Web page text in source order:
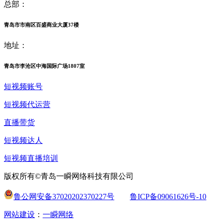
总部：
青岛市市南区百盛商业大厦37楼
地址：
青岛市李沧区中海国际广场1807室
短视频账号
短视频代运营
直播带货
短视频达人
短视频直播培训
版权所有©青岛一瞬网络科技有限公司
鲁公网安备37020202370227号 鲁ICP备09061626号-10
网站建设 ： 一瞬网络